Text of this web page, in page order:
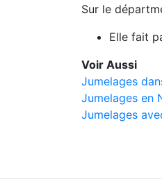
Sur le
Elle fait
Voir Aussi
Jumelages
Jumelages en
Jumelages